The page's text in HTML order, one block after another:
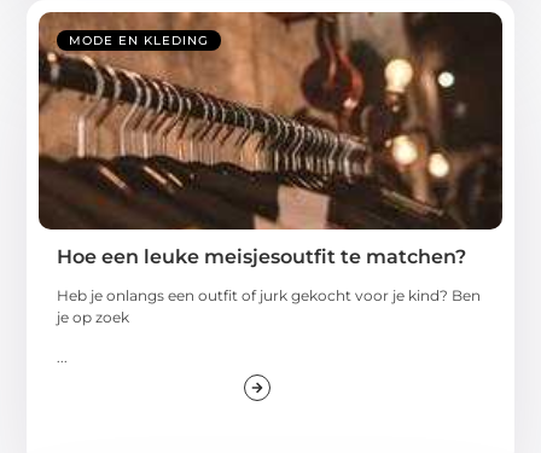
MODE EN KLEDING
Hoe een leuke meisjesoutfit te matchen?
Heb je onlangs een outfit of jurk gekocht voor je kind? Ben
je op zoek